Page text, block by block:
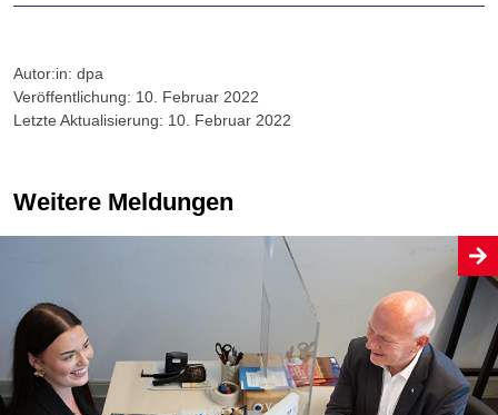
Autor:in: dpa
Veröffentlichung: 10. Februar 2022
Letzte Aktualisierung: 10. Februar 2022
Weitere Meldungen